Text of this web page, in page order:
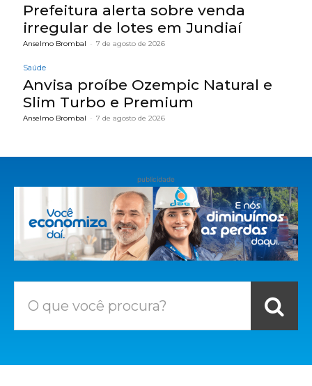
Prefeitura alerta sobre venda
irregular de lotes em Jundiaí
Anselmo Brombal - 7 de agosto de 2026
Saúde
Anvisa proíbe Ozempic Natural e
Slim Turbo e Premium
Anselmo Brombal - 7 de agosto de 2026
publicidade
O que você procura?